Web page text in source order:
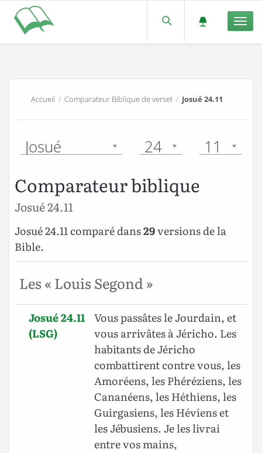
Accueil /Comparateur Biblique de verset / Josué 24.11
Josué 24 11
Comparateur biblique
Josué 24.11
Josué 24.11 comparé dans29versions de la
Bible.
Les « Louis Segond »
Josué 24.11
(LSG)
Vous passâtes le Jourdain, et
vous arrivâtes à Jéricho. Les
habitants de Jéricho
combattirent contre vous, les
Amoréens, les Phéréziens, les
Cananéens, les Héthiens, les
Guirgasiens, les Héviens et
les Jébusiens. Je les livrai
entre vos mains,